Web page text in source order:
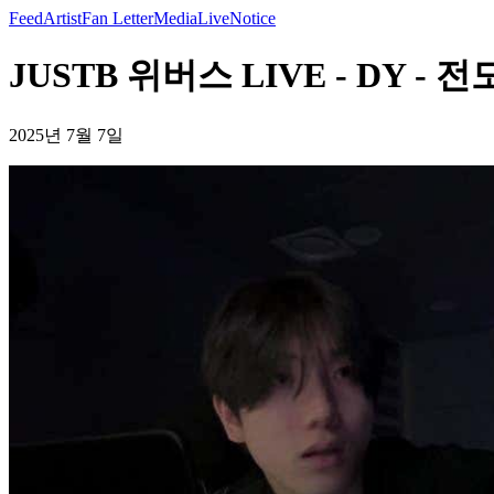
FeedArtistFan LetterMediaLiveNotice
JUSTB 위버스 LIVE - DY - 전
2025년 7월 7일